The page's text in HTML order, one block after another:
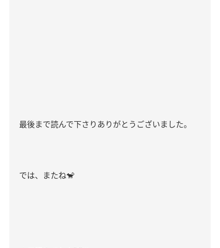
最後まで読んで下さりありがとうございました。
では、またね🐒